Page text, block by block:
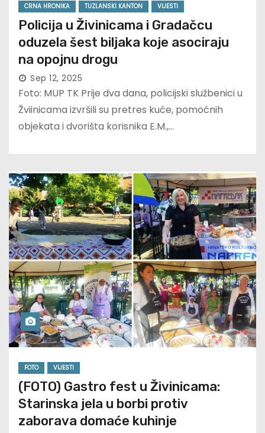
CRNA HRONIKA TUZLANSKI KANTON VIJESTI
Policija u Živinicama i Gradačcu
oduzela šest biljaka koje asociraju
na opojnu drogu
Sep 12, 2025
Foto: MUP TK Prije dva dana, policijski službenici u
Žviinicama izvršili su pretres kuće, pomoćnih
objekata i dvorišta korisnika E.M.,…
FOTO VIJESTI
(FOTO) Gastro fest u Živinicama:
Starinska jela u borbi protiv
zaborava domaće kuhinje